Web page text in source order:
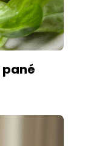
pané